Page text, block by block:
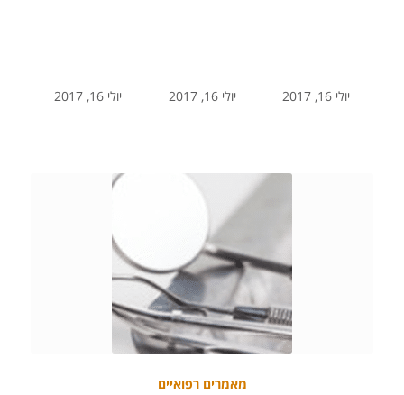
יולי 16, 2017 יולי 16, 2017 יולי 16, 2017
מאמרים רפואיים